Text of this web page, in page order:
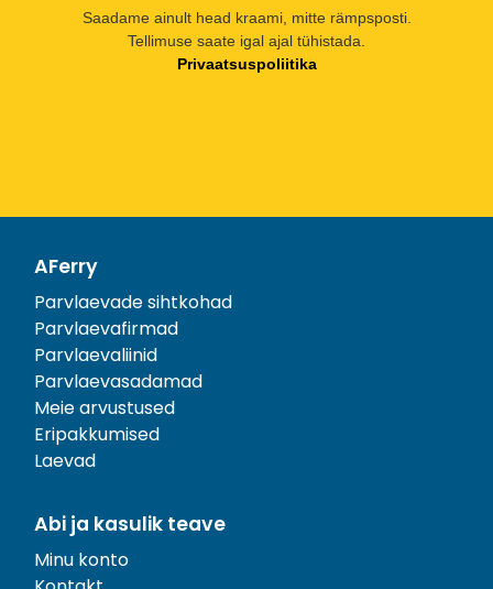
Saadame ainult head kraami, mitte rämpsposti.
Tellimuse saate igal ajal tühistada.
Privaatsuspoliitika
AFerry
Parvlaevade sihtkohad
Parvlaevafirmad
Parvlaevaliinid
Parvlaevasadamad
Meie arvustused
Eripakkumised
Laevad
Abi ja kasulik teave
Minu konto